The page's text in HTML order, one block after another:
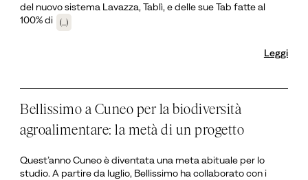
del nuovo sistema Lavazza, Tablì, e delle sue Tab fatte al
100% di
(...)
Leggi
Bellissimo a Cuneo per la biodiversità
agroalimentare: la metà di un progetto
Quest’anno Cuneo è diventata una meta abituale per lo
studio. A partire da luglio, Bellissimo ha collaborato con i